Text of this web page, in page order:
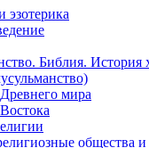
эзотерика
Библия. История
мира
общества